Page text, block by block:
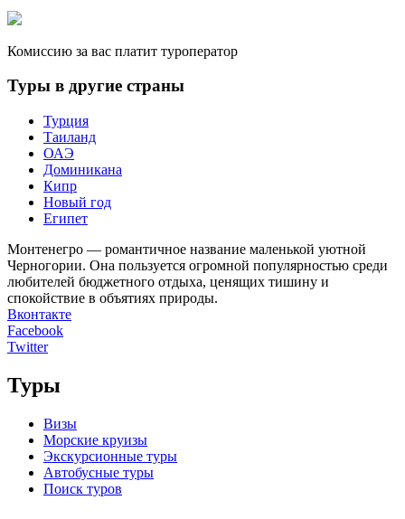
Комиссию за вас платит туроператор
Туры в другие страны
Турция
Таиланд
ОАЭ
Доминикана
Кипр
Новый год
Египет
Монтенегро — романтичное название маленькой уютной
Черногории. Она пользуется огромной популярностью среди
любителей бюджетного отдыха, ценящих тишину и
спокойствие в объятиях природы.
Вконтакте
Facebook
Twitter
Туры
Визы
Морские круизы
Экскурсионные туры
Автобусные туры
Поиск туров